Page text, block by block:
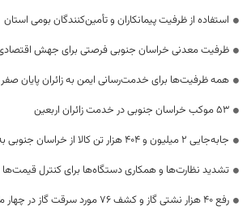
استفاده از ظرفیت پیمانکاران و تأمین‌کنندگان بومی استان
ظرفیت معدنی خراسان جنوبی فرصتی برای جهش
همه ظرفیت‌ها برای خدمت‌رسانی ایمن به زائران پایان
53 موکب خراسان جنوبی در خدمت زائران اربعین
جابه‌جایی 2 میلیون و 404 هزار تن کالا از خراسان جنوبی به سراسر کشور
تشدید نظارت‌ها و همکاری دستگاه‌ها برای کنترل
رفع 40 هزار نشتی گاز و کشف 76 مورد سرقت گاز در چهار ماهه نخست سال